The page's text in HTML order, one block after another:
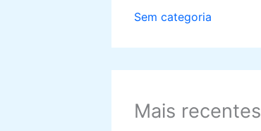
Sem categoria
Mais recentes